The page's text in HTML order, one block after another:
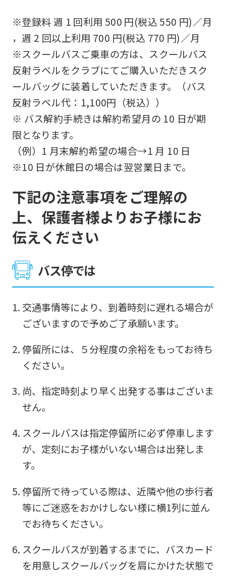
※登録料 週 1 回利用 500 円(税込 550 円)／月
，週 2 回以上利用 700 円(税込 770 円)／月
※スクールバスご乗車の方は、スクールバス
反射ラベルをクラブにてご購入いただきスク
ールバッグに装着していただきます。（バス
反射ラベル代：1,100円（税込））
※ バス解約手続きは解約希望月の 10 日が期
限となります。
（例）1 月末解約希望の場合→1 月 10 日
※10 日が休館日の場合は翌営業日まで。
下記の注意事項をご理解の
上、保護者様よりお子様にお
伝えください
バス停では
交通事情等により、到着時刻に遅れる場合が
ございますので予めご了承願います。
停留所には、５分程度の余裕をもってお待ち
ください。
尚、指定時刻より早く出発する事はございま
せん。
スクールバスは指定停留所に必ず停車します
が、定刻にお子様がいない場合は出発しま
す。
停留所で待っている際は、近隣や他の歩行者
等にご迷惑をおかけしない様に横1列に並ん
でお待ちください。
スクールバスが到着するまでに、バスカード
を用意しスクールバッグを肩にかけた状態で
For
foreigners